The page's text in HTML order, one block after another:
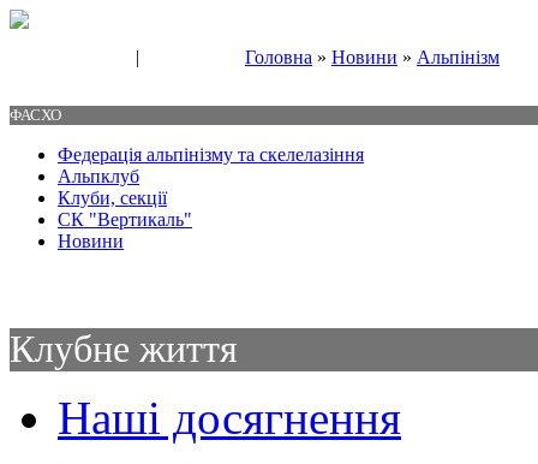
| Головна » Новини » Альпінізм
ФАСХО
Федерація альпінізму та скелелазіння
Альпклуб
Клуби, секції
СК "Вертикаль"
Новини
Клубне життя
Наші досягнення